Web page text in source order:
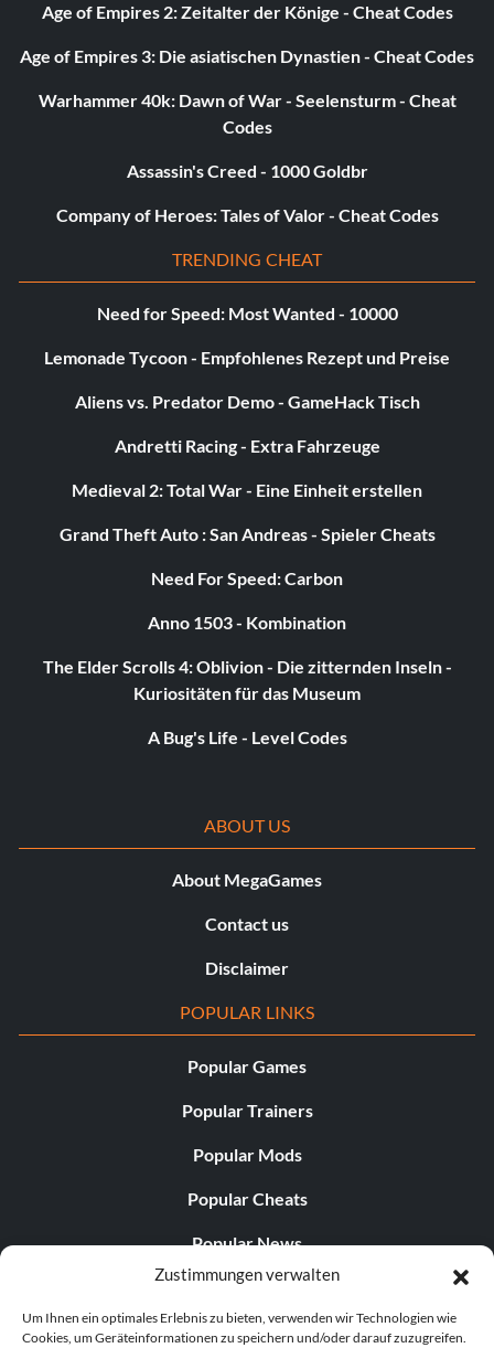
Zustimmungen verwalten
Um Ihnen ein optimales Erlebnis zu bieten, verwenden wir Technologien wie
Cookies, um Geräteinformationen zu speichern und/oder darauf zuzugreifen.
Age of Empires 2: Zeitalter der Könige - Cheat Codes
Age of Empires 3: Die asiatischen Dynastien - Cheat Codes
Warhammer 40k: Dawn of War - Seelensturm - Cheat
Codes
Assassin's Creed - 1000 Goldbr
Company of Heroes: Tales of Valor - Cheat Codes
TRENDING CHEAT
Need for Speed: Most Wanted - 10000
Lemonade Tycoon - Empfohlenes Rezept und Preise
Aliens vs. Predator Demo - GameHack Tisch
Andretti Racing - Extra Fahrzeuge
Medieval 2: Total War - Eine Einheit erstellen
Grand Theft Auto : San Andreas - Spieler Cheats
Need For Speed: Carbon
Anno 1503 - Kombination
The Elder Scrolls 4: Oblivion - Die zitternden Inseln -
Kuriositäten für das Museum
A Bug's Life - Level Codes
ABOUT US
About MegaGames
Contact us
Disclaimer
POPULAR LINKS
Popular Games
Popular Trainers
Popular Mods
Popular Cheats
Popular News
Popular Editorials
Popular Free Games